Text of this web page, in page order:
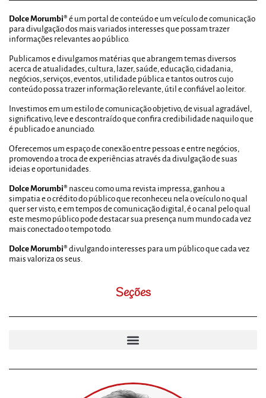
Dolce Morumbi® é um portal de conteúdo e um veículo de comunicação
para divulgação dos mais variados interesses que possam trazer
informações relevantes ao público.
Publicamos e divulgamos matérias que abrangem temas diversos
acerca de atualidades, cultura, lazer, saúde, educação, cidadania,
negócios, serviços, eventos, utilidade pública e tantos outros cujo
conteúdo possa trazer informação relevante, útil e confiável ao leitor.
Investimos em um estilo de comunicação objetivo, de visual agradável,
significativo, leve e descontraído que confira credibilidade naquilo que
é publicado e anunciado.
Oferecemos um espaço de conexão entre pessoas e entre negócios,
promovendo a troca de experiências através da divulgação de suas
ideias e oportunidades.
Dolce Morumbi® nasceu como uma revista impressa, ganhou a
simpatia e o crédito do público que reconheceu nela o veículo no qual
quer ser visto, e em tempos de comunicação digital, é o canal pelo qual
este mesmo público pode destacar sua presença num mundo cada vez
mais conectado o tempo todo.
Dolce Morumbi® divulgando interesses para um público que cada vez
mais valoriza os seus.
Seções